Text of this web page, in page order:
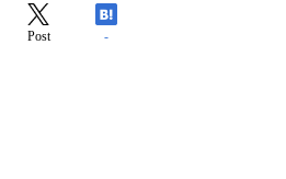
Post -